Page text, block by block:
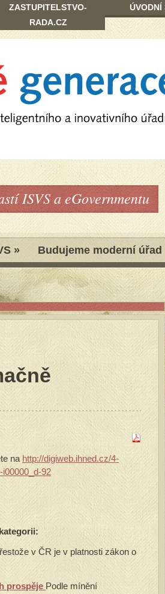
ISVS a eGovernmentu
» Budujeme moderní úřad
nahttp://digiweb.ihned.cz/4-
i00000_d-92
v ČR je v platnosti zákon o
prospěje Podle mínění
ZASTUPITELSTVO-
RADA.CZ
ÚVODNÍ